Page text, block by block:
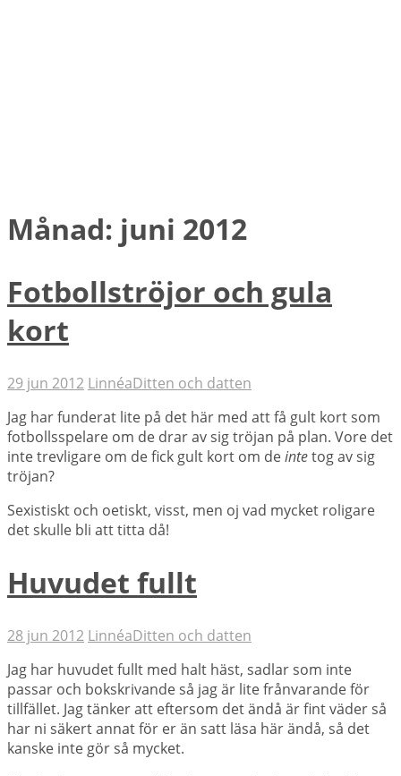
Månad: juni 2012
Fotbollströjor och gula
kort
29 jun 2012 LinnéaDitten och datten
Jag har funderat lite på det här med att få gult kort som
fotbollsspelare om de drar av sig tröjan på plan. Vore det
inte trevligare om de fick gult kort om deintetog av sig
tröjan?
Sexistiskt och oetiskt, visst, men oj vad mycket roligare
det skulle bli att titta då!
Huvudet fullt
28 jun 2012 LinnéaDitten och datten
Jag har huvudet fullt med halt häst, sadlar som inte
passar och bokskrivande så jag är lite frånvarande för
tillfället. Jag tänker att eftersom det ändå är fint väder så
har ni säkert annat för er än satt läsa här ändå, så det
kanske inte gör så mycket.